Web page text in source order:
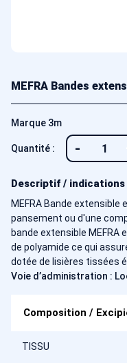
MEFRA Bandes
Marque 3m
Quantité : -
Descriptif / indications
MEFRA Bande extensible
pansement ou d'une
bande extensible
de polyamide ce qui
dotée de lisières tissées
Voie d’administration :
Composition /
TISSU